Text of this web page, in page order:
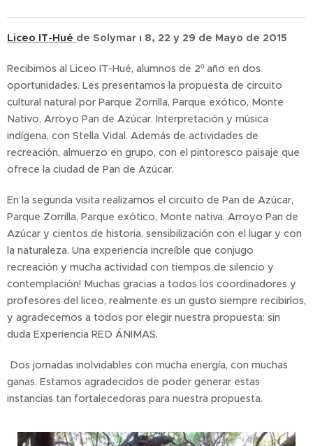
Liceo IT-Hué de Solymar ı 8, 22 y 29 de Mayo de 2015
Recibimos al Liceo IT-Hué, alumnos de 2º año en dos
oportunidades. Les presentamos la propuesta de circuito
cultural natural por Parque Zorrilla, Parque exótico, Monte
Nativo, Arroyo Pan de Azúcar. Interpretación y música
indígena, con Stella Vidal. Además de actividades de
recreación, almuerzo en grupo, con el pintoresco paisaje que
ofrece la ciudad de Pan de Azúcar.
En la segunda visita realizamos el circuito de Pan de Azúcar,
Parque Zorrilla, Parque exótico, Monte nativa, Arroyo Pan de
Azúcar y cientos de historia, sensibilización con el lugar y con
la naturaleza. Una experiencia increíble que conjugo
recreación y mucha actividad con tiempos de silencio y
contemplación! Muchas gracias a todos los coordinadores y
profesores del liceo, realmente es un gusto siempre recibirlos,
y agradecemos a todos por elegir nuestra propuesta: sin
duda Experiencia RED ÁNIMAS.
Dos jornadas inolvidables con mucha energía, con muchas
ganas. Estamos agradecidos de poder generar estas
instancias tan fortalecedoras para nuestra propuesta.